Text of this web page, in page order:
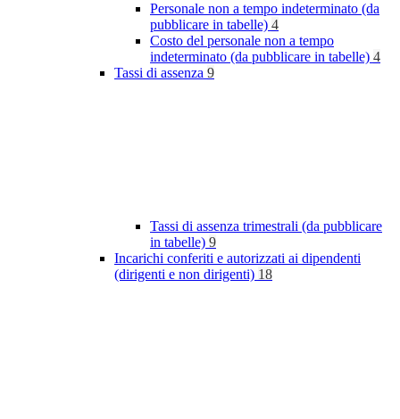
Personale non a tempo indeterminato (da
pubblicare in tabelle) 4
Costo del personale non a tempo
indeterminato (da pubblicare in tabelle) 4
Tassi di assenza 9
Tassi di assenza trimestrali (da pubblicare
in tabelle) 9
Incarichi conferiti e autorizzati ai dipendenti
(dirigenti e non dirigenti) 18